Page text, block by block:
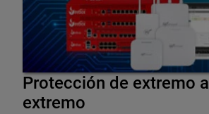
Protección de extremo a
extremo